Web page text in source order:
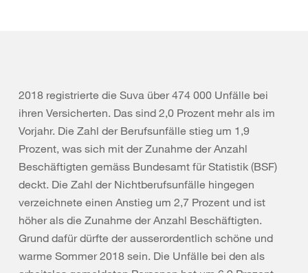
2018 registrierte die Suva über 474 000 Unfälle bei
ihren Versicherten. Das sind 2,0 Prozent mehr als im
Vorjahr. Die Zahl der Berufsunfälle stieg um 1,9
Prozent, was sich mit der Zunahme der Anzahl
Beschäftigten gemäss Bundesamt für Statistik (BSF)
deckt. Die Zahl der Nichtberufsunfälle hingegen
verzeichnete einen Anstieg um 2,7 Prozent und ist
höher als die Zunahme der Anzahl Beschäftigten.
Grund dafür dürfte der ausserordentlich schöne und
warme Sommer 2018 sein. Die Unfälle bei den als